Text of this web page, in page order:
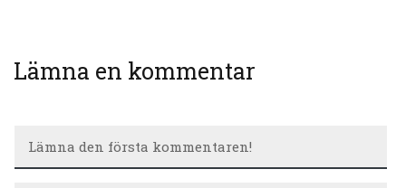
Lämna en kommentar